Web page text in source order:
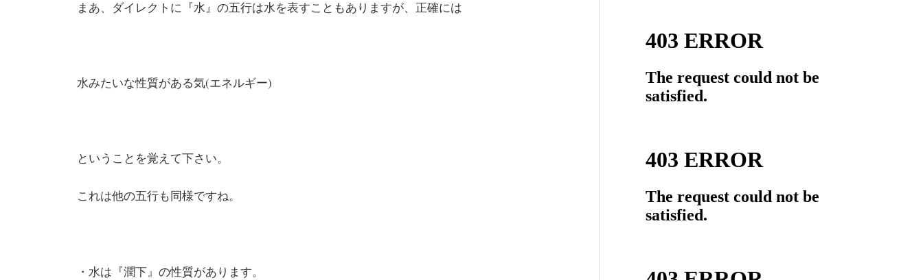
まあ、ダイレクトに『水』の五行は水を表すこともありますが、正確には
水みたいな性質がある気(エネルギー)
ということを覚えて下さい。
これは他の五行も同様ですね。
・水は『潤下』の性質があります。